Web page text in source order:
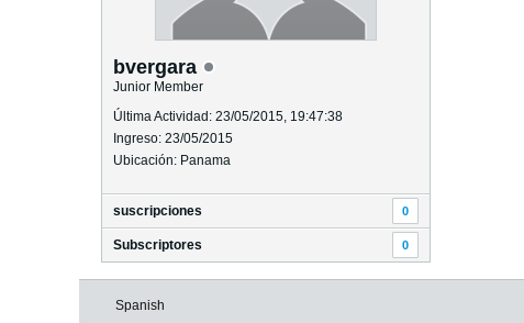
bvergara
Junior Member
Última Actividad: 23/05/2015, 19:47:38
Ingreso: 23/05/2015
Ubicación: Panama
suscripciones 0
Subscriptores 0
Spanish